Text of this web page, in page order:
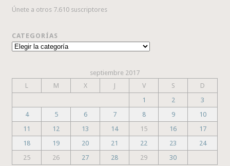
Únete a otros 7.610 suscriptores
CATEGORÍAS
Categorías
septiembre 2017
L
M X J V S
D
1
2
3
4
5 6 7 8 9
10
11
12 13 14 15 16
17
18
19 20 21 22 23
24
25
26 27 28 29 30